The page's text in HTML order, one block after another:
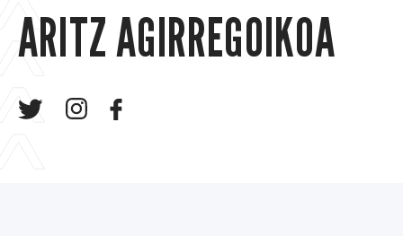
ARITZ AGIRREGOIKOA